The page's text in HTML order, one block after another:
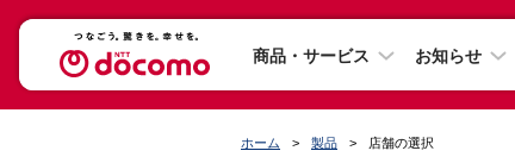
商品・サービス お知らせ
ホーム 製品 店舗の選択